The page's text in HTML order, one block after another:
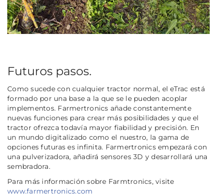
Futuros pasos.
Como sucede con cualquier tractor normal, el eTrac está
formado por una base a la que se le pueden acoplar
implementos. Farmertronics añade constantemente
nuevas funciones para crear más posibilidades y que el
tractor ofrezca todavía mayor fiabilidad y precisión. En
un mundo digitalizado como el nuestro, la gama de
opciones futuras es infinita. Farmertronics empezará con
una pulverizadora, añadirá sensores 3D y desarrollará una
sembradora.
Para más información sobre Farmtronics, visite
www.farmertronics.com